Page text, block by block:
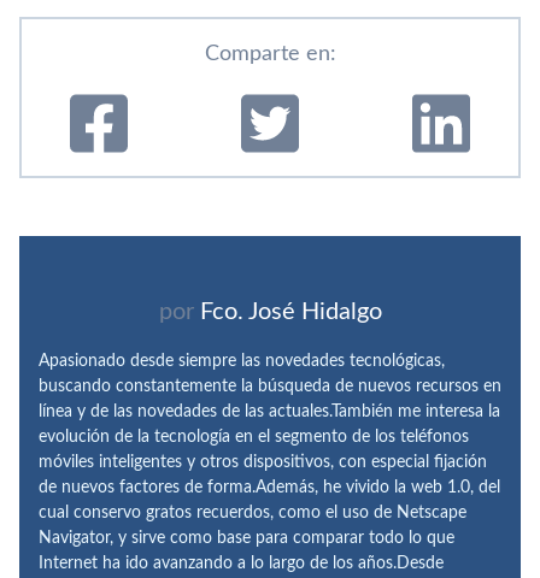
Comparte en:
por Fco. José Hidalgo
Apasionado desde siempre las novedades tecnológicas,
buscando constantemente la búsqueda de nuevos recursos en
línea y de las novedades de las actuales.También me interesa la
evolución de la tecnología en el segmento de los teléfonos
móviles inteligentes y otros dispositivos, con especial fijación
de nuevos factores de forma.Además, he vivido la web 1.0, del
cual conservo gratos recuerdos, como el uso de Netscape
Navigator, y sirve como base para comparar todo lo que
Internet ha ido avanzando a lo largo de los años.Desde